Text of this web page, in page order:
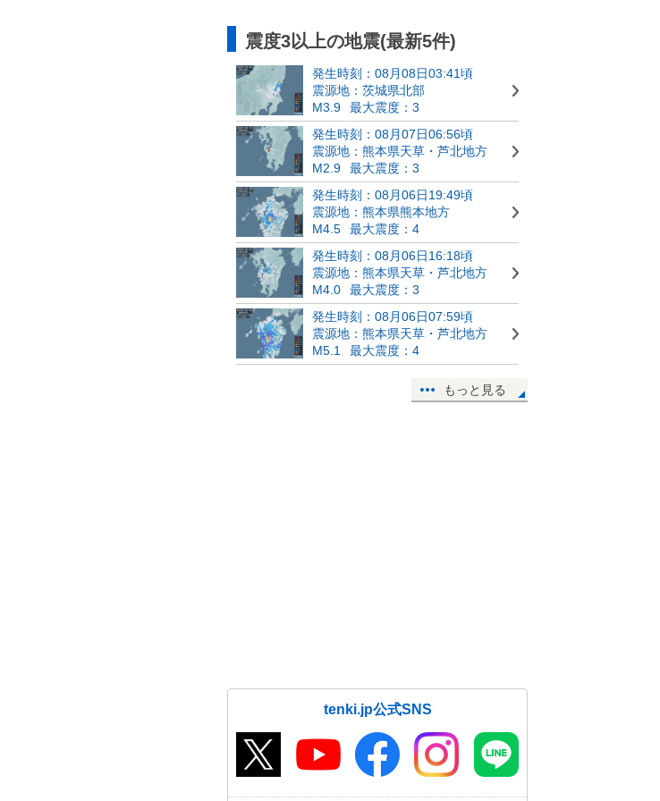
震度3以上の地震(最新5件)
発生時刻：08月08日03:41頃
震源地：茨城県北部
M3.9
最大震度：3
発生時刻：08月07日06:56頃
震源地：熊本県天草・芦北地方
M2.9
最大震度：3
発生時刻：08月06日19:49頃
震源地：熊本県熊本地方
M4.5
最大震度：4
発生時刻：08月06日16:18頃
震源地：熊本県天草・芦北地方
M4.0
最大震度：3
発生時刻：08月06日07:59頃
震源地：熊本県天草・芦北地方
M5.1
最大震度：4
もっと見る
tenki.jp公式SNS